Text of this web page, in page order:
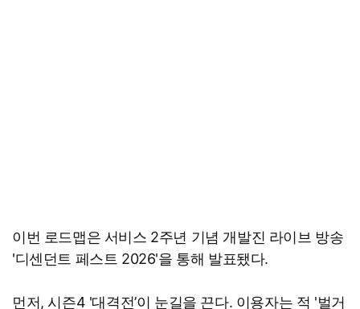
이번 로드맵은 서비스 2주년 기념 개발진 라이브 방송
'디센던트 페스트 2026'을 통해 발표됐다.
먼저, 시즌4 '대격전’이 눈길을 끈다. 이용자는 적 '벌거